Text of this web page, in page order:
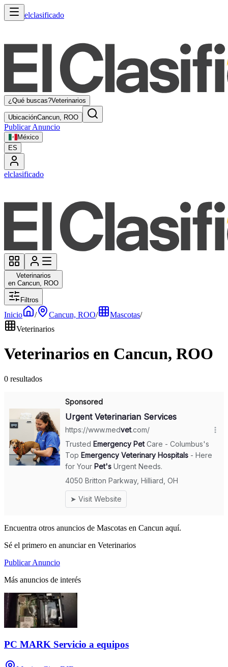
elclasificado
¿Qué buscas?Veterinarios
UbicaciónCancun, ROO
Publicar Anuncio
México
ES
elclasificado
Veterinarios
en Cancun, ROO
Filtros
Inicio / Cancun, ROO/ Mascotas/
Veterinarios
Veterinarios en Cancun, ROO
0 resultados
Encuentra otros anuncios de Mascotas en Cancun aquí.
Sé el primero en anunciar en Veterinarios
Publicar Anuncio
Más anuncios de interés
PC MARK Servicio a equipos